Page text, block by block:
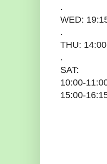
.
WED:
.
THU:
.
SAT:
10:00-
15:00-